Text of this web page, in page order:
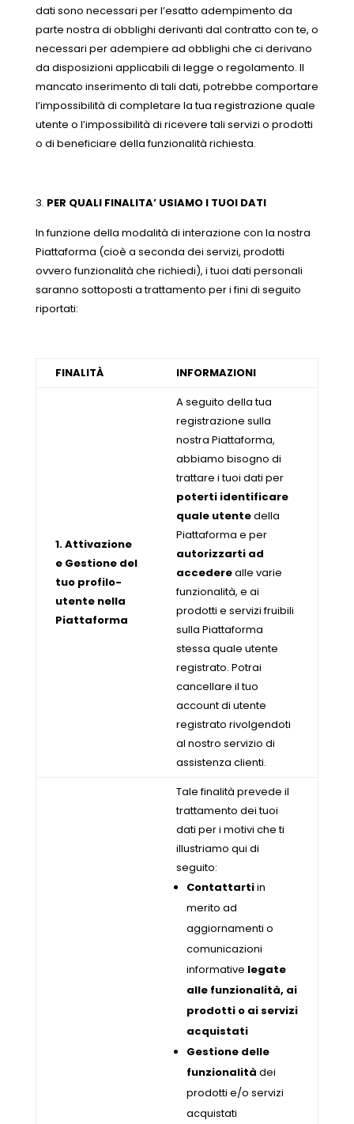
dati sono necessari per l’esatto adempimento da
parte nostra di obblighi derivanti dal contratto con te, o
necessari per adempiere ad obblighi che ci derivano
da disposizioni applicabili di legge o regolamento. Il
mancato inserimento di tali dati, potrebbe comportare
l’impossibilità di completare la tua registrazione quale
utente o l’impossibilità di ricevere tali servizi o prodotti
o di beneficiare della funzionalità richiesta.
PER QUALI FINALITA’ USIAMO I TUOI DATI
In funzione della modalità di interazione con la nostra
Piattaforma (cioè a seconda dei servizi, prodotti
ovvero funzionalità che richiedi), i tuoi dati personali
saranno sottoposti a trattamento per i fini di seguito
riportati:
FINALITÀ INFORMAZIONI
1. Attivazione
e Gestione del
tuo profilo-
utente nella
Piattaforma
A seguito della tua
registrazione sulla
nostra Piattaforma,
abbiamo bisogno di
trattare i tuoi dati per
poterti identificare
quale utentedella
Piattaforma e per
autorizzarti ad
accederealle varie
funzionalità, e ai
prodotti e servizi fruibili
sulla Piattaforma
stessa quale utente
registrato. Potrai
cancellare il tuo
account di utente
registrato rivolgendoti
al nostro servizio di
assistenza clienti.
Tale finalità prevede il
trattamento dei tuoi
dati per i motivi che ti
illustriamo qui di
seguito:
Contattartiin
merito ad
aggiornamenti o
comunicazioni
informative legate
alle funzionalità, ai
prodotti o ai servizi
acquistati
Gestione delle
funzionalità dei
prodotti e/o servizi
acquistati